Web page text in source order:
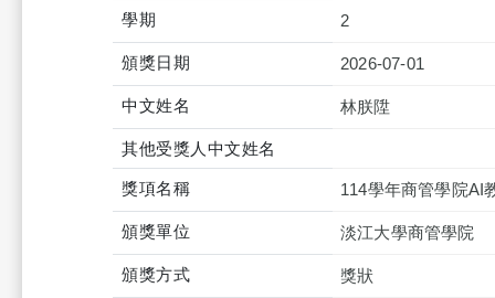
學期 2
頒獎日期 2026-07-01
中文姓名 林朕陞
其他受獎人中文姓名
獎項名稱 114學年商管學院AI
頒獎單位 淡江大學商管學院
頒獎方式 獎狀